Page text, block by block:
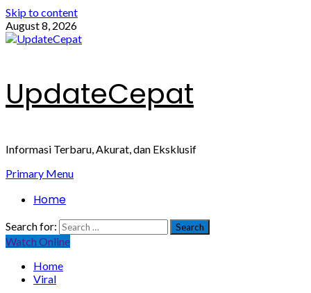
Skip to content
August 8, 2026
UpdateCepat
Informasi Terbaru, Akurat, dan Eksklusif
Primary Menu
Home
Search for:
Watch Online
Home
Viral